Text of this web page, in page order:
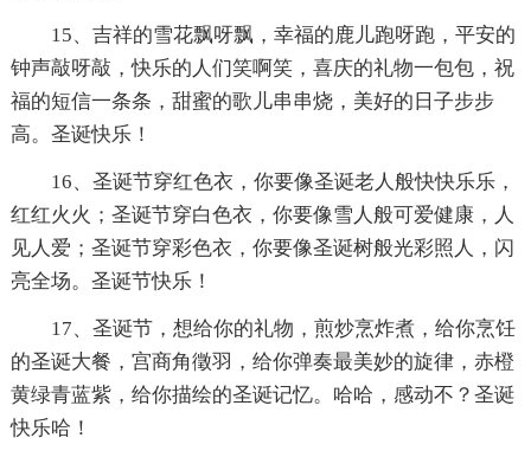
15、吉祥的雪花飘呀飘，幸福的鹿儿跑呀跑，平安的
钟声敲呀敲，快乐的人们笑啊笑，喜庆的礼物一包包，祝
福的短信一条条，甜蜜的歌儿串串烧，美好的日子步步
高。圣诞快乐！
16、圣诞节穿红色衣，你要像圣诞老人般快快乐乐，
红红火火；圣诞节穿白色衣，你要像雪人般可爱健康，人
见人爱；圣诞节穿彩色衣，你要像圣诞树般光彩照人，闪
亮全场。圣诞节快乐！
17、圣诞节，想给你的礼物，煎炒烹炸煮，给你烹饪
的圣诞大餐，宫商角徵羽，给你弹奏最美妙的旋律，赤橙
黄绿青蓝紫，给你描绘的圣诞记忆。哈哈，感动不？圣诞
快乐哈！